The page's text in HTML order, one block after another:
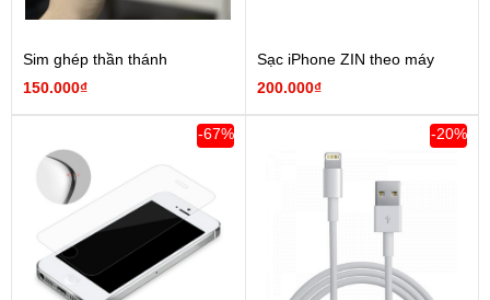
Sim ghép thần thánh
150.000₫
Sạc iPhone ZIN theo máy
200.000₫
-67% -20%